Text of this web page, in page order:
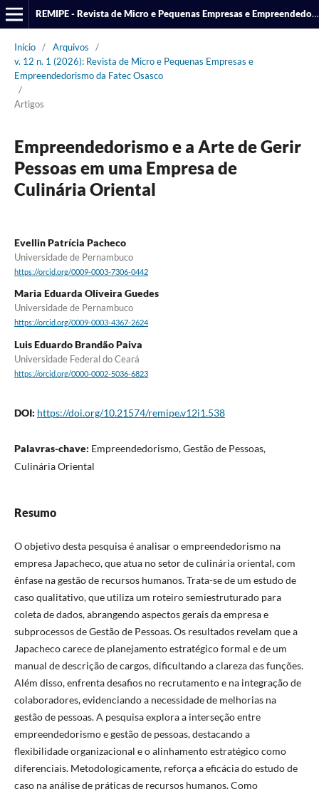
REMIPE - Revista de Micro e Pequenas Empresas e Empreendedorismo da Fatec Osasco
Início / Arquivos
/
v. 12 n. 1 (2026): Revista de Micro e Pequenas Empresas e
Empreendedorismo da Fatec Osasco
/
Artigos
Empreendedorismo e a Arte de Gerir
Pessoas em uma Empresa de
Culinária Oriental
Evellin Patrícia Pacheco
Universidade de Pernambuco
https://orcid.org/0009-0003-7306-0442
Maria Eduarda Oliveira Guedes
Universidade de Pernambuco
https://orcid.org/0009-0003-4367-2624
Luis Eduardo Brandão Paiva
Universidade Federal do Ceará
https://orcid.org/0000-0002-5036-6823
DOI: https://doi.org/10.21574/remipe.v12i1.538
Palavras-chave: Empreendedorismo, Gestão de Pessoas,
Culinária Oriental
Resumo
O objetivo desta pesquisa é analisar o empreendedorismo na
empresa Japacheco, que atua no setor de culinária oriental, com
ênfase na gestão de recursos humanos. Trata-se de um estudo de
caso qualitativo, que utiliza um roteiro semiestruturado para
coleta de dados, abrangendo aspectos gerais da empresa e
subprocessos de Gestão de Pessoas. Os resultados revelam que a
Japacheco carece de planejamento estratégico formal e de um
manual de descrição de cargos, dificultando a clareza das funções.
Além disso, enfrenta desafios no recrutamento e na integração de
colaboradores, evidenciando a necessidade de melhorias na
gestão de pessoas. A pesquisa explora a interseção entre
empreendedorismo e gestão de pessoas, destacando a
flexibilidade organizacional e o alinhamento estratégico como
diferenciais. Metodologicamente, reforça a eficácia do estudo de
caso na análise de práticas de recursos humanos. Como